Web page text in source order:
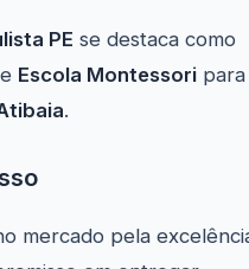
PE se destaca como
Escola Montessori para
.
mercado pela